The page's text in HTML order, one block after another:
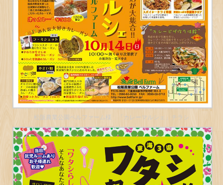
松阪農業公園ベルファーム様 「カレーマルシェ」チラシ